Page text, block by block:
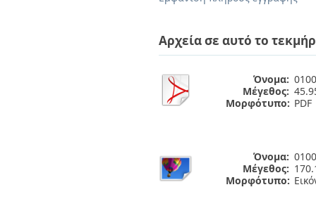
Αρχεία σε αυτό το
Όνομα:
Μέγεθος:
Μορφότυπο: PDF
Όνομα:
Μέγεθος:
Μορφότυπο: